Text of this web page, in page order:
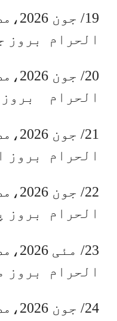
الحرام بروز
الحرام بروز
الحرام بروز
الحرام بروز
الحرام بروز